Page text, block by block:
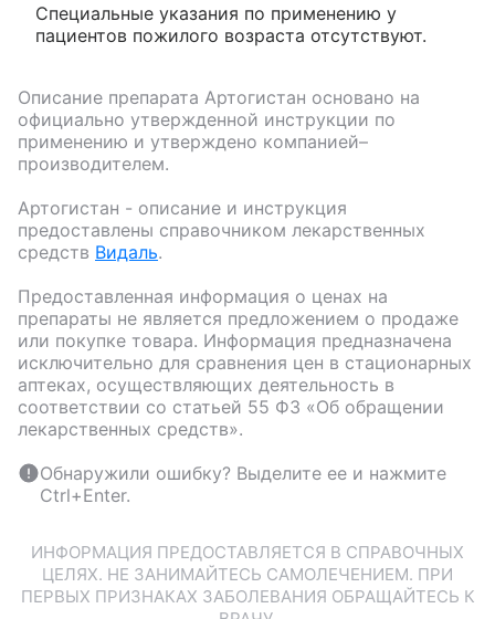
Специальные указания по применению у
пациентов пожилого возраста отсутствуют.
Описание препарата Артогистан основано на
официально утвержденной инструкции по
применению и утверждено компанией–
производителем.
Артогистан - описание и инструкция
предоставлены справочником лекарственных
средств Видаль.
Предоставленная информация о ценах на
препараты не является предложением о продаже
или покупке товара. Информация предназначена
исключительно для сравнения цен в стационарных
аптеках, осуществляющих деятельность в
соответствии со статьей 55 ФЗ «Об обращении
лекарственных средств».
Обнаружили ошибку? Выделите ее и нажмите
Ctrl+Enter.
ИНФОРМАЦИЯ ПРЕДОСТАВЛЯЕТСЯ В СПРАВОЧНЫХ
ЦЕЛЯХ. НЕ ЗАНИМАЙТЕСЬ САМОЛЕЧЕНИЕМ. ПРИ
ПЕРВЫХ ПРИЗНАКАХ ЗАБОЛЕВАНИЯ ОБРАЩАЙТЕСЬ К